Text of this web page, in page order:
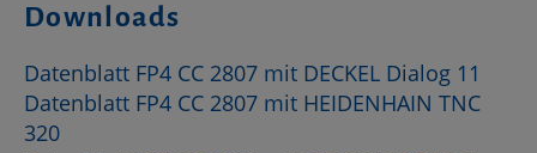
Downloads
Datenblatt FP4 CC 2807 mit DECKEL Dialog 11
Datenblatt FP4 CC 2807 mit HEIDENHAIN TNC
320